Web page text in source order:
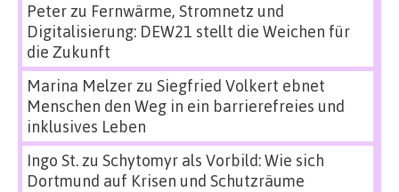
Peterzu Fernwärme, Stromnetz und
Digitalisierung: DEW21 stellt die Weichen für
die Zukunft
Marina Melzerzu Siegfried Volkert ebnet
Menschen den Weg in ein barrierefreies und
inklusives Leben
Ingo St.zu Schytomyr als Vorbild: Wie sich
Dortmund auf Krisen und Schutzräume